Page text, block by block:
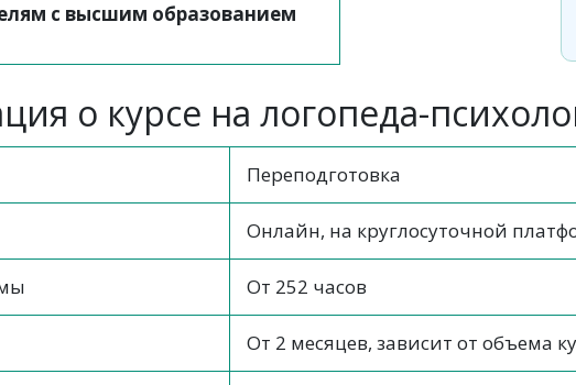
с высшим образованием
о курсе на логопеда-
Переподготовка
Онлайн, на круглосуточной
От 252 часов
От 2 месяцев, зависит от объема